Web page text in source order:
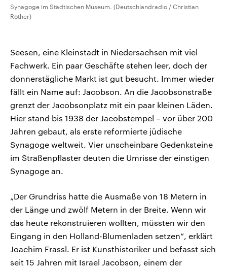
Synagoge im Städtischen Museum. (Deutschlandradio / Christian
Röther)
Seesen, eine Kleinstadt in Niedersachsen mit viel
Fachwerk. Ein paar Geschäfte stehen leer, doch der
donnerstägliche Markt ist gut besucht. Immer wieder
fällt ein Name auf: Jacobson. An die Jacobsonstraße
grenzt der Jacobsonplatz mit ein paar kleinen Läden.
Hier stand bis 1938 der Jacobstempel – vor über 200
Jahren gebaut, als erste reformierte jüdische
Synagoge weltweit. Vier unscheinbare Gedenksteine
im Straßenpflaster deuten die Umrisse der einstigen
Synagoge an.
„Der Grundriss hatte die Ausmaße von 18 Metern in
der Länge und zwölf Metern in der Breite. Wenn wir
das heute rekonstruieren wollten, müssten wir den
Eingang in den Holland-Blumenladen setzen“, erklärt
Joachim Frassl. Er ist Kunsthistoriker und befasst sich
seit 15 Jahren mit Israel Jacobson, einem der